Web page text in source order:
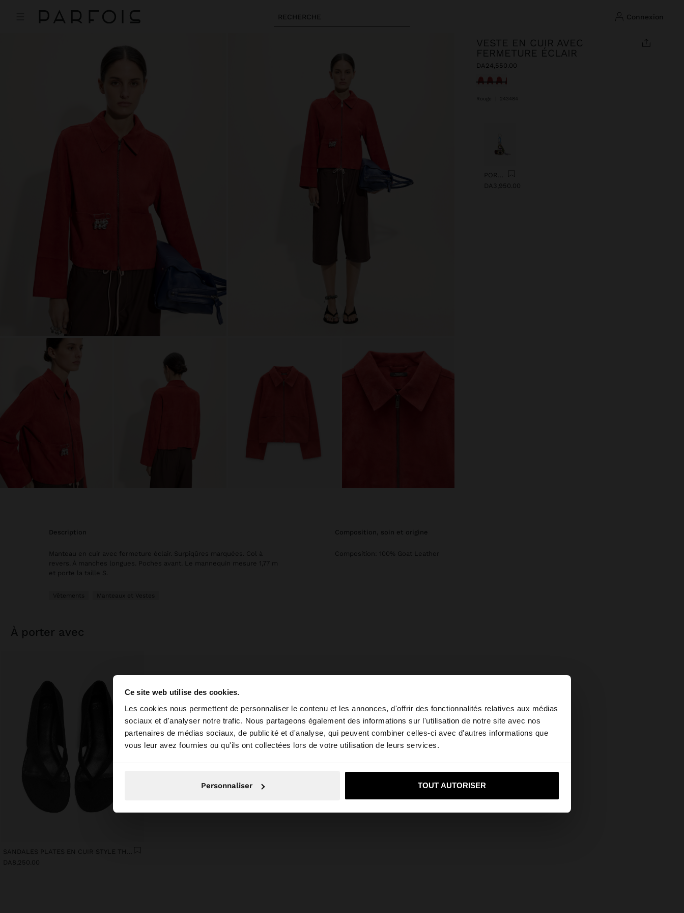
Ce site web utilise des cookies.
Les cookies nous permettent de personnaliser le contenu et les annonces, d'offrir des fonctionnalités relatives aux médias
sociaux et d'analyser notre trafic. Nous partageons également des informations sur l'utilisation de notre site avec nos
partenaires de médias sociaux, de publicité et d'analyse, qui peuvent combiner celles-ci avec d'autres informations que
vous leur avez fournies ou qu'ils ont collectées lors de votre utilisation de leurs services.
Personnaliser TOUT AUTORISER
RECHERCHE connexion
bonjour ×
Vous accédez au site depuis Algeria. Voulez-vous parcourir notre site au United States?
Non, je souhaite rester sur Algeria Oui, dirigez-moi vers United States
VESTE EN CUIR AVEC
FERMETURE ÉCLAIR
DA24,550.00
sélectionné(s)
Rouge 243484
DA3,950.00
description
Manteau en cuir avec fermeture éclair. Surpiqûres marquées. Col à
revers. À manches longues. Poches avant. Le mannequin mesure 1,77 m
et porte la taille S.
Vêtements Manteaux et Vestes
composition, soin et origine
Composition: 100% Goat Leather
à porter avec
SANDALES PLATES EN CUIR STYLE THONG
DA8,250.00